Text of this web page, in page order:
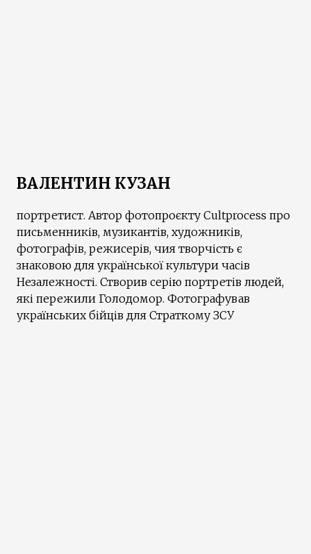
ВАЛЕНТИН КУЗАН
портретист. Автор фотопроєкту Сultprocess про
письменників, музикантів, художників,
фотографів, режисерів, чия творчість є
знаковою для української культури часів
Незалежності. Створив серію портретів людей,
які пережили Голодомор. Фотографував
українських бійців для Страткому ЗСУ